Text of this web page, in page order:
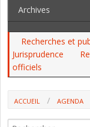
Archives
Recherches et
Jurisprudence
officiels
ACCUEIL AGENDA